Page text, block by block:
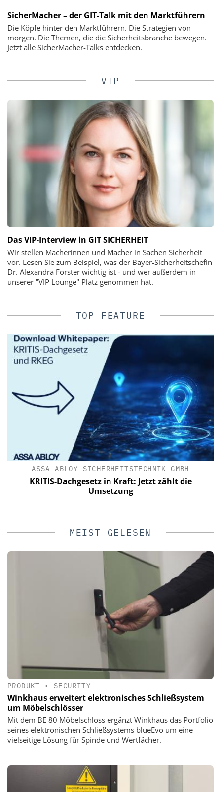
SicherMacher – der GIT-Talk mit den Marktführern
Die Köpfe hinter den Marktführern. Die Strategien von
morgen. Die Themen, die die Sicherheitsbranche bewegen.
Jetzt alle SicherMacher-Talks entdecken.
VIP
Das VIP-Interview in GIT SICHERHEIT
Wir stellen Macherinnen und Macher in Sachen Sicherheit
vor. Lesen Sie zum Beispiel, was der Bayer-Sicherheitschefin
Dr. Alexandra Forster wichtig ist - und wer außerdem in
unserer "VIP Lounge" Platz genommen hat.
TOP-FEATURE
ASSA ABLOY SICHERHEITSTECHNIK GMBH
KRITIS-Dachgesetz in Kraft: Jetzt zählt die
Umsetzung
MEIST GELESEN
PRODUKT • SECURITY
Winkhaus erweitert elektronisches Schließsystem
um Möbelschlösser
Mit dem BE 80 Möbelschloss ergänzt Winkhaus das Portfolio
seines elektronischen Schließsystems blueEvo um eine
vielseitige Lösung für Spinde und Wertfächer.